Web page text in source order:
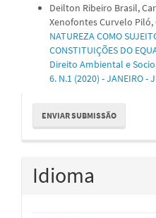
Deilton Ribeiro Brasil,
Xenofontes Curvelo Piló,
NATUREZA COMO
CONSTITUIÇÕES DO
Direito Ambiental e
6. N.1 (2020) - JANEIRO -
Enviar
Submissão
ENVIAR SUBMISSÃO
Idioma